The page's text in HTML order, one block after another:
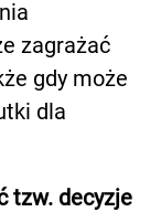
zagrażać
gdy może
dla
tzw. decyzje